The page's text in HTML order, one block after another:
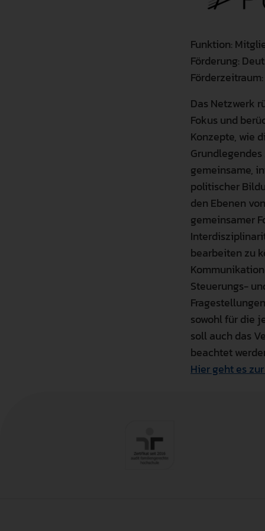
Funktion:
Förderung:
Das Netzwerk
Fokus und
Konzepte, wie
Grundlegendes
gemeinsame,
politischer
den Ebenen
gemeinsamer
bearbeiten zu
Steuerungs-
sowohl für die
soll auch das
beachtet
Hier geht es